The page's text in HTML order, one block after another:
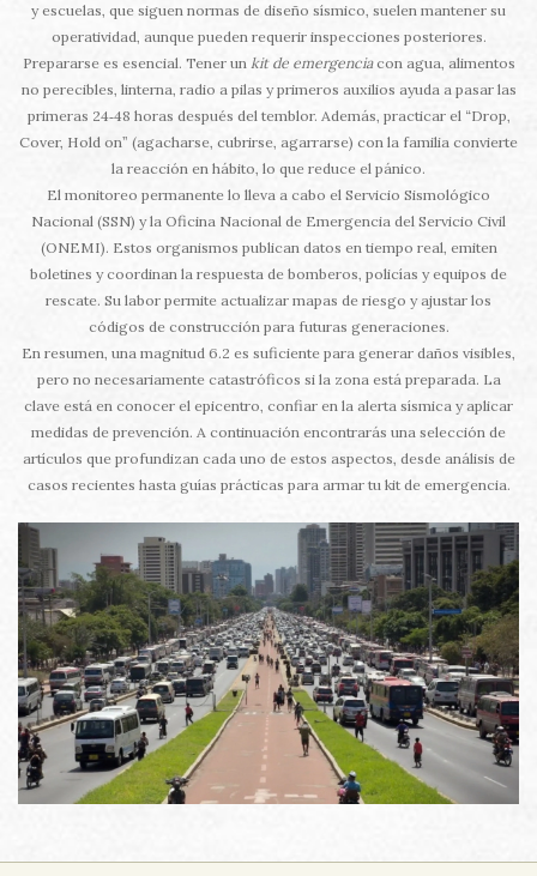
y escuelas, que siguen normas de diseño sísmico, suelen mantener su
operatividad, aunque pueden requerir inspecciones posteriores.
Prepararse es esencial. Tener un kit de emergenciacon agua, alimentos
no perecibles, linterna, radio a pilas y primeros auxilios ayuda a pasar las
primeras 24‑48 horas después del temblor. Además, practicar el “Drop,
Cover, Hold on” (agacharse, cubrirse, agarrarse) con la familia convierte
la reacción en hábito, lo que reduce el pánico.
El monitoreo permanente lo lleva a cabo el Servicio Sismológico
Nacional (SSN) y la Oficina Nacional de Emergencia del Servicio Civil
(ONEMI). Estos organismos publican datos en tiempo real, emiten
boletines y coordinan la respuesta de bomberos, policías y equipos de
rescate. Su labor permite actualizar mapas de riesgo y ajustar los
códigos de construcción para futuras generaciones.
En resumen, una magnitud 6.2 es suficiente para generar daños visibles,
pero no necesariamente catastróficos si la zona está preparada. La
clave está en conocer el epicentro, confiar en la alerta sísmica y aplicar
medidas de prevención. A continuación encontrarás una selección de
artículos que profundizan cada uno de estos aspectos, desde análisis de
casos recientes hasta guías prácticas para armar tu kit de emergencia.